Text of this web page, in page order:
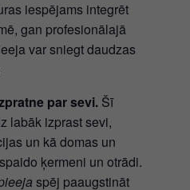
iespējams integrēt
gan profesionālajā
var sniegt daudzas
par sevi. Šī
labāk izprast sevi,
un kā domas un
ķermeni un otrādi.
spēj paaugstināt